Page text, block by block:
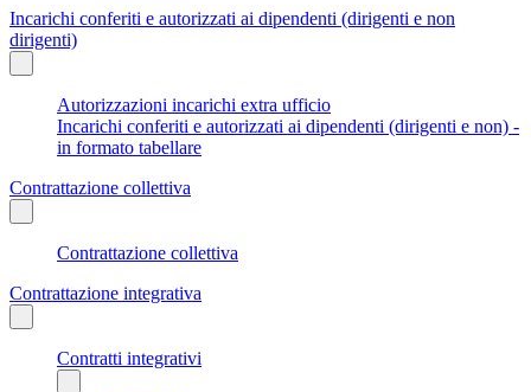
Incarichi conferiti e autorizzati ai dipendenti (dirigenti e non
dirigenti)
Autorizzazioni incarichi extra ufficio
Incarichi conferiti e autorizzati ai dipendenti (dirigenti e non) -
in formato tabellare
Contrattazione collettiva
Contrattazione collettiva
Contrattazione integrativa
Contratti integrativi